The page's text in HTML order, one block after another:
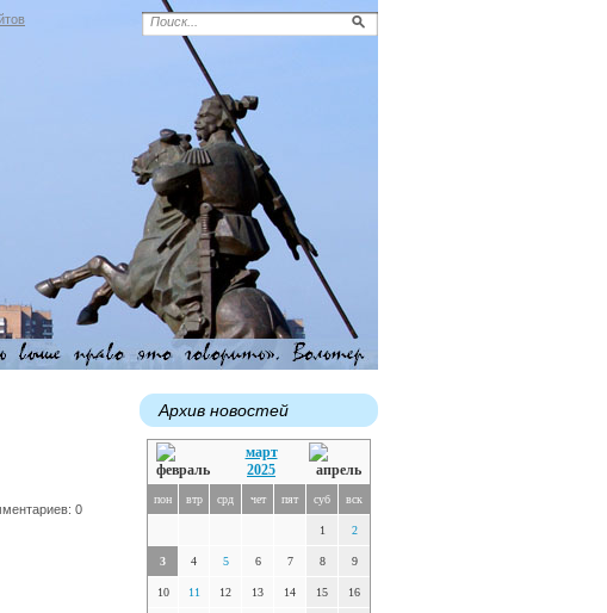
0
Архив новостей
март
2025
пон втр срд чет пят суб вск
1 2
3 4 5 6 7 8 9
10 11 12 13 14 15 16